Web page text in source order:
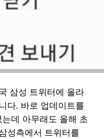
삼성 트위터에 올라
다. 바로 업데이트를
데 아무래도 올해 초
성측에서 트위터를